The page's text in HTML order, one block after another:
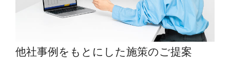
他社事例をもとにした施策のご提案